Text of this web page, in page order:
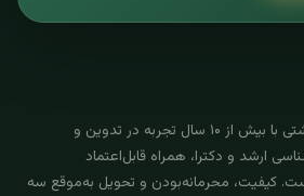
موسسه پژوهشی سبزانگشتی با بیش از ۱۰ سال تجربه در تدوین و
ارشد و دکترا، همراه قابل‌اعتماد
کیفیت، محرمانه‌بودن و تحویل به‌موقع سه